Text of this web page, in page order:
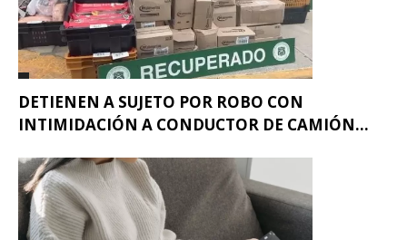
DETIENEN A SUJETO POR ROBO CON
INTIMIDACIÓN A CONDUCTOR DE CAMIÓN...